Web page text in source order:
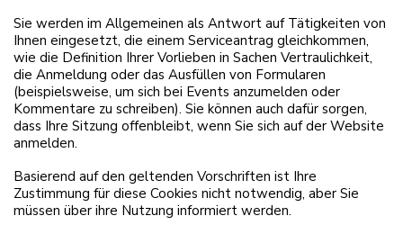
Sie werden im Allgemeinen als Antwort auf Tätigkeiten von
Ihnen eingesetzt, die einem Serviceantrag gleichkommen,
wie die Definition Ihrer Vorlieben in Sachen Vertraulichkeit,
die Anmeldung oder das Ausfüllen von Formularen
(beispielsweise, um sich bei Events anzumelden oder
Kommentare zu schreiben). Sie können auch dafür sorgen,
dass Ihre Sitzung offenbleibt, wenn Sie sich auf der Website
anmelden.
Basierend auf den geltenden Vorschriften ist Ihre
Zustimmung für diese Cookies nicht notwendig, aber Sie
müssen über ihre Nutzung informiert werden.